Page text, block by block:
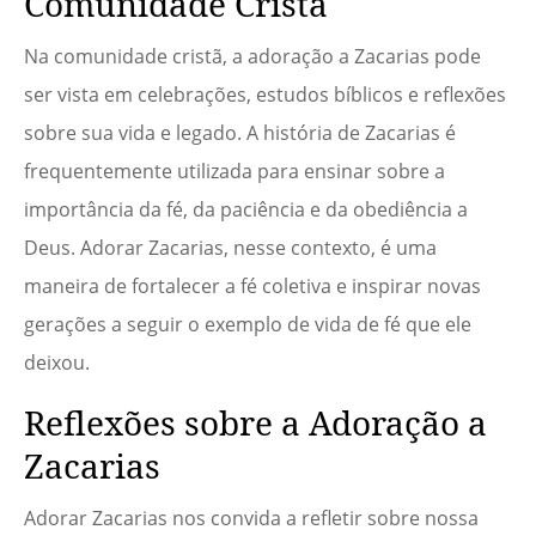
Na comunidade cristã, a adoração a Zacarias pode
ser vista em celebrações, estudos bíblicos e reflexões
sobre sua vida e legado. A história de Zacarias é
frequentemente utilizada para ensinar sobre a
importância da fé, da paciência e da obediência a
Deus. Adorar Zacarias, nesse contexto, é uma
maneira de fortalecer a fé coletiva e inspirar novas
gerações a seguir o exemplo de vida de fé que ele
deixou.
Reflexões sobre a Adoração a
Zacarias
Adorar Zacarias nos convida a refletir sobre nossa